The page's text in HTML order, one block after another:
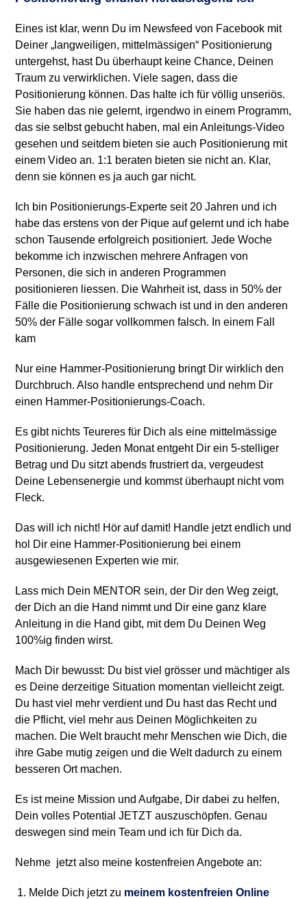
Eines ist klar, wenn Du im Newsfeed von Facebook mit
Deiner „langweiligen, mittelmässigen“ Positionierung
untergehst, hast Du überhaupt keine Chance, Deinen
Traum zu verwirklichen. Viele sagen, dass die
Positionierung können. Das halte ich für völlig unseriös.
Sie haben das nie gelernt, irgendwo in einem Programm,
das sie selbst gebucht haben, mal ein Anleitungs-Video
gesehen und seitdem bieten sie auch Positionierung mit
einem Video an. 1:1 beraten bieten sie nicht an. Klar,
denn sie können es ja auch gar nicht.
Ich bin Positionierungs-Experte seit 20 Jahren und ich
habe das erstens von der Pique auf gelernt und ich habe
schon Tausende erfolgreich positioniert. Jede Woche
bekomme ich inzwischen mehrere Anfragen von
Personen, die sich in anderen Programmen
positionieren liessen. Die Wahrheit ist, dass in 50% der
Fälle die Positionierung schwach ist und in den anderen
50% der Fälle sogar vollkommen falsch. In einem Fall
kam
Nur eine Hammer-Positionierung bringt Dir wirklich den
Durchbruch. Also handle entsprechend und nehm Dir
einen Hammer-Positionierungs-Coach.
Es gibt nichts Teureres für Dich als eine mittelmässige
Positionierung. Jeden Monat entgeht Dir ein 5-stelliger
Betrag und Du sitzt abends frustriert da, vergeudest
Deine Lebensenergie und kommst überhaupt nicht vom
Fleck.
Das will ich nicht! Hör auf damit! Handle jetzt endlich und
hol Dir eine Hammer-Positionierung bei einem
ausgewiesenen Experten wie mir.
Lass mich Dein MENTOR sein, der Dir den Weg zeigt,
der Dich an die Hand nimmt und Dir eine ganz klare
Anleitung in die Hand gibt, mit dem Du Deinen Weg
100%ig finden wirst.
Mach Dir bewusst: Du bist viel grösser und mächtiger als
es Deine derzeitige Situation momentan vielleicht zeigt.
Du hast viel mehr verdient und Du hast das Recht und
die Pflicht, viel mehr aus Deinen Möglichkeiten zu
machen. Die Welt braucht mehr Menschen wie Dich, die
ihre Gabe mutig zeigen und die Welt dadurch zu einem
besseren Ort machen.
Es ist meine Mission und Aufgabe, Dir dabei zu helfen,
Dein volles Potential JETZT auszuschöpfen. Genau
deswegen sind mein Team und ich für Dich da.
Nehme jetzt also meine kostenfreien Angebote an:
Melde Dich jetzt zu meinem kostenfreien Online